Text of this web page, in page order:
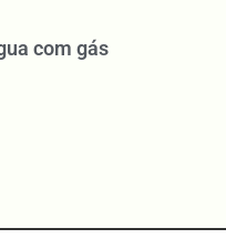
com gás